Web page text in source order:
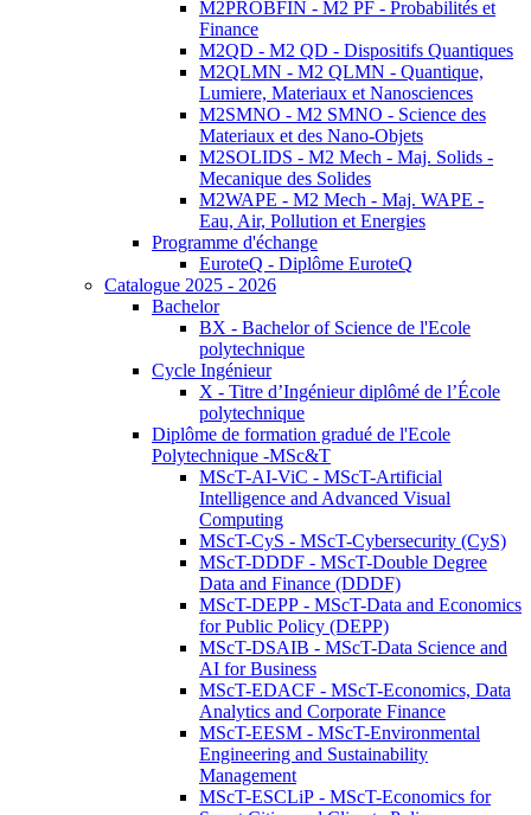
M2PROBFIN - M2 PF - Probabilités et
Finance
M2QD - M2 QD - Dispositifs Quantiques
M2QLMN - M2 QLMN - Quantique,
Lumiere, Materiaux et Nanosciences
M2SMNO - M2 SMNO - Science des
Materiaux et des Nano-Objets
M2SOLIDS - M2 Mech - Maj. Solids -
Mecanique des Solides
M2WAPE - M2 Mech - Maj. WAPE -
Eau, Air, Pollution et Energies
Programme d'échange
EuroteQ - Diplôme EuroteQ
Catalogue 2025 - 2026
Bachelor
BX - Bachelor of Science de l'Ecole
polytechnique
Cycle Ingénieur
X - Titre d’Ingénieur diplômé de l’École
polytechnique
Diplôme de formation gradué de l'Ecole
Polytechnique -MSc&T
MScT-AI-ViC - MScT-Artificial
Intelligence and Advanced Visual
Computing
MScT-CyS - MScT-Cybersecurity (CyS)
MScT-DDDF - MScT-Double Degree
Data and Finance (DDDF)
MScT-DEPP - MScT-Data and Economics
for Public Policy (DEPP)
MScT-DSAIB - MScT-Data Science and
AI for Business
MScT-EDACF - MScT-Economics, Data
Analytics and Corporate Finance
MScT-EESM - MScT-Environmental
Engineering and Sustainability
Management
MScT-ESCLiP - MScT-Economics for